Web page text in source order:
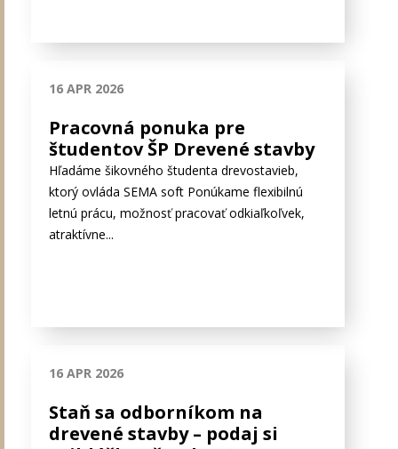
16 APR 2026
Pracovná ponuka pre
študentov ŠP Drevené stavby
Hľadáme šikovného študenta drevostavieb,
ktorý ovláda SEMA soft Ponúkame flexibilnú
letnú prácu, možnosť pracovať odkiaľkoľvek,
atraktívne...
16 APR 2026
Staň sa odborníkom na
drevené stavby – podaj si